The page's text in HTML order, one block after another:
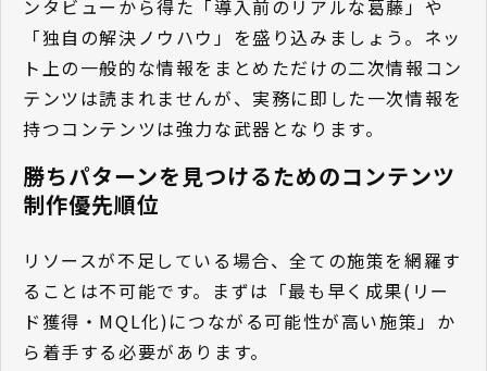
ンタビューから得た「導入前のリアルな葛藤」や
「独自の解決ノウハウ」を盛り込みましょう。ネッ
ト上の一般的な情報をまとめただけの二次情報コン
テンツは読まれませんが、実務に即した一次情報を
持つコンテンツは強力な武器となります。
勝ちパターンを見つけるためのコンテンツ
制作優先順位
リソースが不足している場合、全ての施策を網羅す
ることは不可能です。まずは「最も早く成果(リー
ド獲得・MQL化)につながる可能性が高い施策」か
ら着手する必要があります。